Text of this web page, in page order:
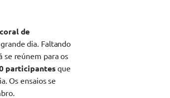
coral de
dia. Faltando
se reúnem para os
participantes que
Os ensaios se